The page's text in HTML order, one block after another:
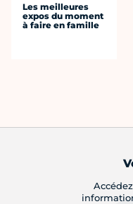
Les meilleures
expos du moment
à faire en famille